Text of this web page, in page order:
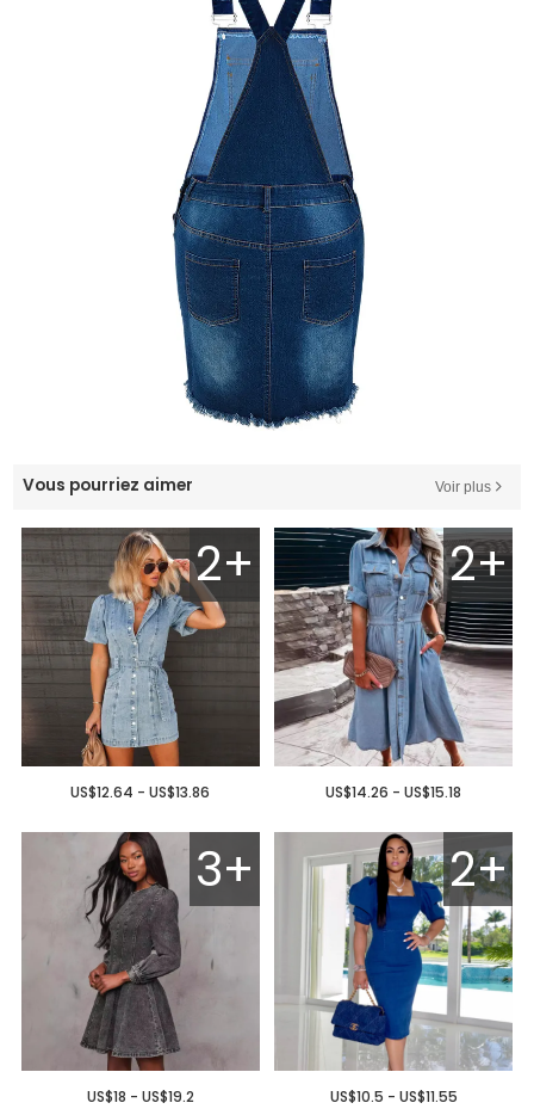
Vous pourriez aimer Voir plus
2+
US$12.64 - US$13.86
2+
US$14.26 - US$15.18
3+
US$18 - US$19.2
2+
US$10.5 - US$11.55